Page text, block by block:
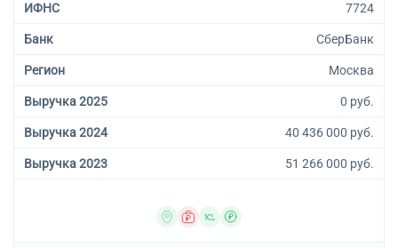
ИФНС 7724
Банк СберБанк
Регион Москва
Выручка 2025 0 руб.
Выручка 2024 40 436 000 руб.
Выручка 2023 51 266 000 руб.